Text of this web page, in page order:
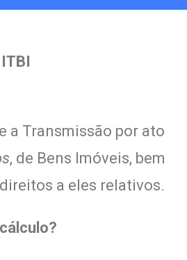
a Transmissão por ato
, de Bens Imóveis, bem
a eles relativos.